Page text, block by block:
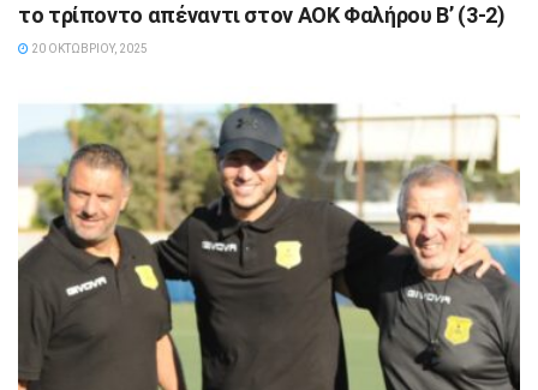
το τρίποντο απέναντι στον ΑΟΚ Φαλήρου Β’ (3-2)
20 ΟΚΤΩΒΡΊΟΥ, 2025